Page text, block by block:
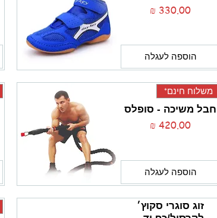
מחיר
הוספה לעגלה
משלוח חינם*
חבל משיכה - סופלס
מחיר
הוספה לעגלה
זוג סוגרי סקוץ׳